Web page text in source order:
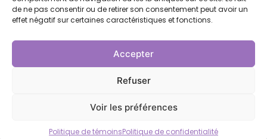
de ne pas consentir ou de retirer son consentement peut avoir un
effet négatif sur certaines caractéristiques et fonctions.
Accepter
Refuser
Voir les préférences
Politique de témoinsPolitique de confidentialité
Nos orthésistes à Saint-Jérôme prennent soin de
vous depuis des années au Laboratoire
Orthopédique Jérôme Marier. Faites-nous
confiance pour la conception d’orthèses sur
mesure: vous ne serez pas déçus !
© 2026 Laboratoire Orthopédique - My Little Big